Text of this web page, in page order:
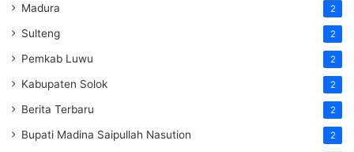
Madura 2
Sulteng 2
Pemkab Luwu 2
Kabupaten Solok 2
Berita Terbaru 2
Bupati Madina Saipullah Nasution 2